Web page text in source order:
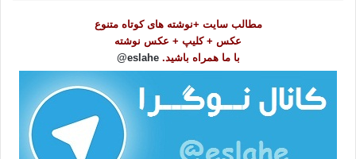
مطالب سایت +نوشته های کوتاه متنوع
عکس + کلیپ + عکس نوشته
با ما همراه باشید. eslahe@